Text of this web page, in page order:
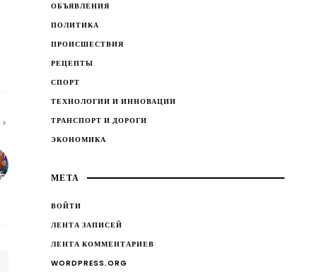
ОБЪЯВЛЕНИЯ
ПОЛИТИКА
ПРОИСШЕСТВИЯ
РЕЦЕПТЫ
СПОРТ
ТЕХНОЛОГИИ И ИННОВАЦИИ
ТРАНСПОРТ И ДОРОГИ
ЭКОНОМИКА
МЕТА
ВОЙТИ
ЛЕНТА ЗАПИСЕЙ
ЛЕНТА КОММЕНТАРИЕВ
WORDPRESS.ORG